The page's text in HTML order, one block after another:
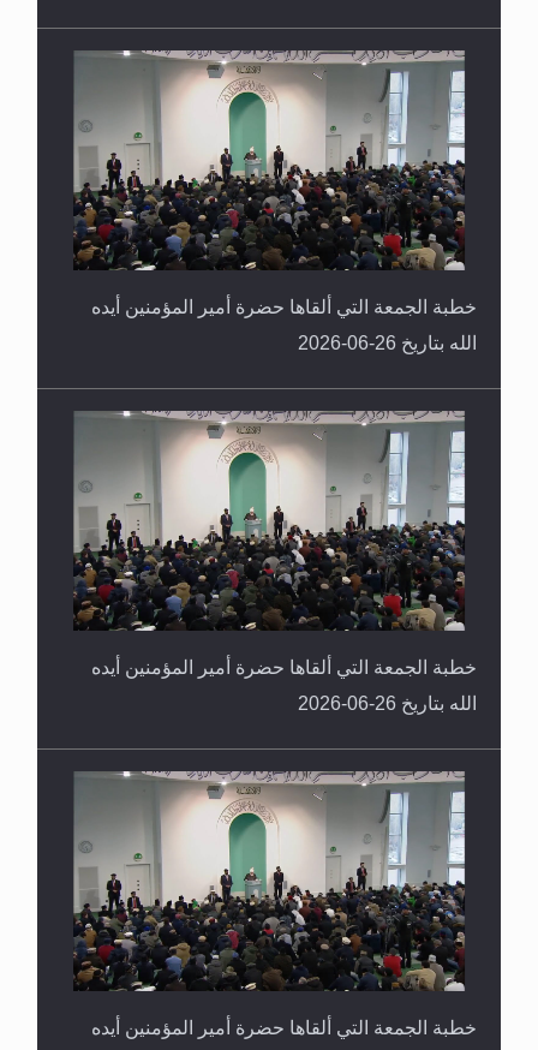
خطبة الجمعة التي ألقاها حضرة أمير المؤمنين أيده
الله بتاريخ 26-06-2026
خطبة الجمعة التي ألقاها حضرة أمير المؤمنين أيده
الله بتاريخ 26-06-2026
خطبة الجمعة التي ألقاها حضرة أمير المؤمنين أيده